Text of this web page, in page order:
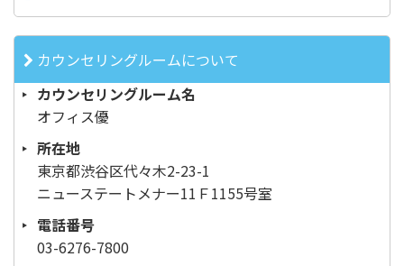
カウンセリングルームについて
カウンセリングルーム名
オフィス優
所在地
東京都渋谷区代々木2-23-1
ニューステートメナー11Ｆ1155号室
電話番号
03-6276-7800